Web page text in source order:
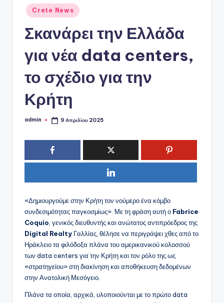
Αναρτήθηκε
σε
Crete News
Σκανάρει την Ελλάδα
για νέα data centers,
το σχέδιο για την
Κρήτη
Συγγραφέας:
admin 9 Απριλίου 2025
«Δημιουργούμε στην Κρήτη τον νούμερο ένα κόμβο
συνδεσιμότητας παγκοσμίως». Με τη φράση αυτή ο Fabrice
Coquio, γενικός διευθυντής και ανώτατος αντιπρόεδρος της
Digital Realty Γαλλίας, θέλησε να περιγράψει χθες από το
Ηράκλειο τα φιλόδοξα πλάνα του αμερικανικού κολοσσού
των data centers για την Κρήτη και τον ρόλο της ως
«στρατηγείου» στη διακίνηση και αποθήκευση δεδομένων
στην Ανατολική Μεσόγειο.
Πλάνα τα οποία, αρχικά, υλοποιούνται με το πρώτο data